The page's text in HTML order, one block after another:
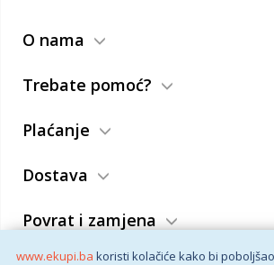
www.ekupi.ba koristi kolačiće kako bi
O nama
Trebate pomoć?
Plaćanje
Dostava
Povrat i zamjena